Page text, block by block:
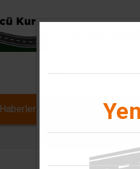
Sürücü Eğitimi Bizim
Haberler Duyurular